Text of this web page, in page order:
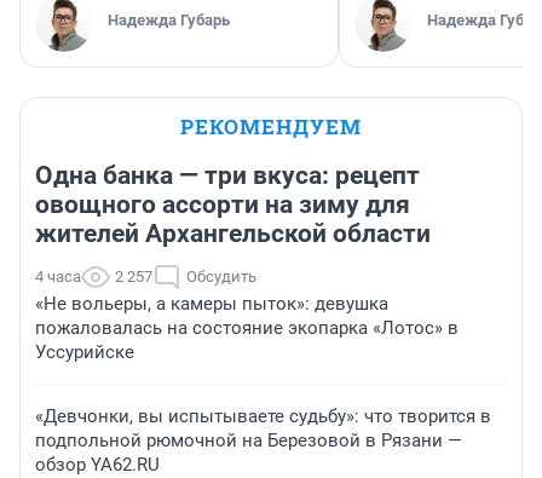
Надежда Губарь Надежда
РЕКОМЕНДУЕМ
Одна банка — три вкуса: рецепт
овощного ассорти на зиму для
жителей Архангельской области
4 часа 2 257 Обсудить
«Не вольеры, а камеры пыток»: девушка
пожаловалась на состояние экопарка «Лотос» в
Уссурийске
«Девчонки, вы испытываете судьбу»: что творится в
подпольной рюмочной на Березовой в Рязани —
обзор YA62.RU